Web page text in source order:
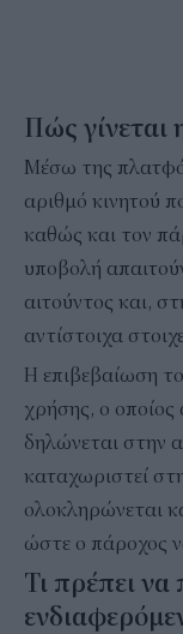
Πώς γίνεται
Μέσω της
αριθμό κινητού
καθώς και τον
υποβολή
αιτούντος και,
αντίστοιχα
Η επιβεβαίωση
χρήσης, ο οποίος
δηλώνεται στην
καταχωριστεί
ολοκληρώνεται
ώστε ο πάροχος
Τι πρέπει να